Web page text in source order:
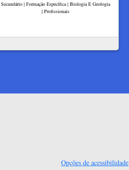
Secundário | Formação Específica | Biologia E Geologia
| Profissionais
Opções de acessibilidade